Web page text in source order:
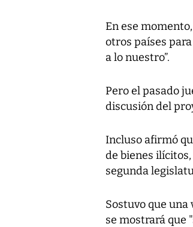
En ese
otros países
a lo nuestro”.
Pero el pasado
discusión del
Incluso afirmó
de bienes
segunda
Sostuvo que una
se mostrará que